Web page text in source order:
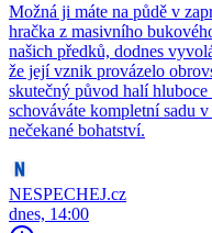
Možná ji máte na půdě v
hračka z masivního
našich předků, dodnes
že její vznik provázelo
skutečný původ halí
schováváte kompletní sadu
nečekané bohatství.
NESPECHEJ.cz
dnes, 14:00